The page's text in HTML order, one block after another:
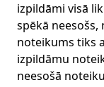
izpildāmi visā
spēkā
noteikums tiks
izpildāmu
neesošā